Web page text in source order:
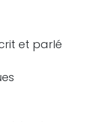
et parlé